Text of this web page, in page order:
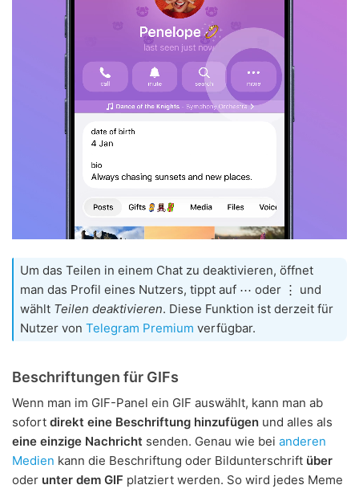
Um das Teilen in einem Chat zu deaktivieren, öffnet
man das Profil eines Nutzers, tippt auf ⋯ oder ⋮ und
wählt Teilen deaktivieren. Diese Funktion ist derzeit für
Nutzer von Telegram Premium verfügbar.
Beschriftungen für GIFs
Wenn man im GIF-Panel ein GIF auswählt, kann man ab
sofort direkt eine Beschriftung hinzufügen und alles als
eine einzige Nachricht senden. Genau wie bei anderen
Medien kann die Beschriftung oder Bildunterschrift über
oder unter dem GIF platziert werden. So wird jedes Meme